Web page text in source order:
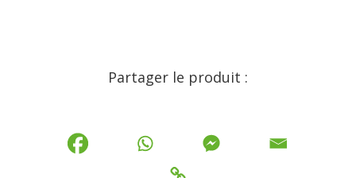
Partager le produit :